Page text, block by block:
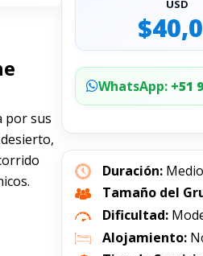
por sus
USD
WhatsApp: +51
Duración:
Tamaño del
Dificultad:
Alojamiento: